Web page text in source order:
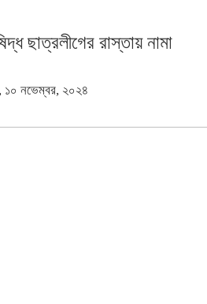
ছাত্রলীগের রাস্তায় নামা
১০ নভেম্বর, ২০২৪